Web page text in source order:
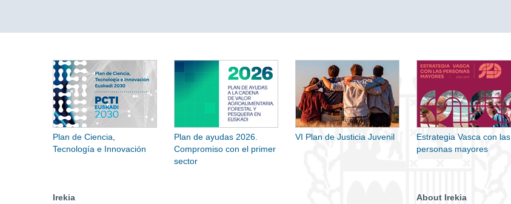
Plan de Ciencia,
Tecnología e Innovación
Plan de ayudas 2026.
Compromiso con el primer
sector
VI Plan de Justicia Juvenil
Estrategia Vasca con las
personas mayores
Irekia About Irekia